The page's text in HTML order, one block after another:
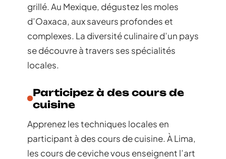
grillé. Au Mexique, dégustez les moles
d’Oaxaca, aux saveurs profondes et
complexes. La diversité culinaire d’un pays
se découvre à travers ses spécialités
locales.
Participez à des cours de
cuisine
Apprenez les techniques locales en
participant à des cours de cuisine. À Lima,
les cours de ceviche vous enseignent l’art